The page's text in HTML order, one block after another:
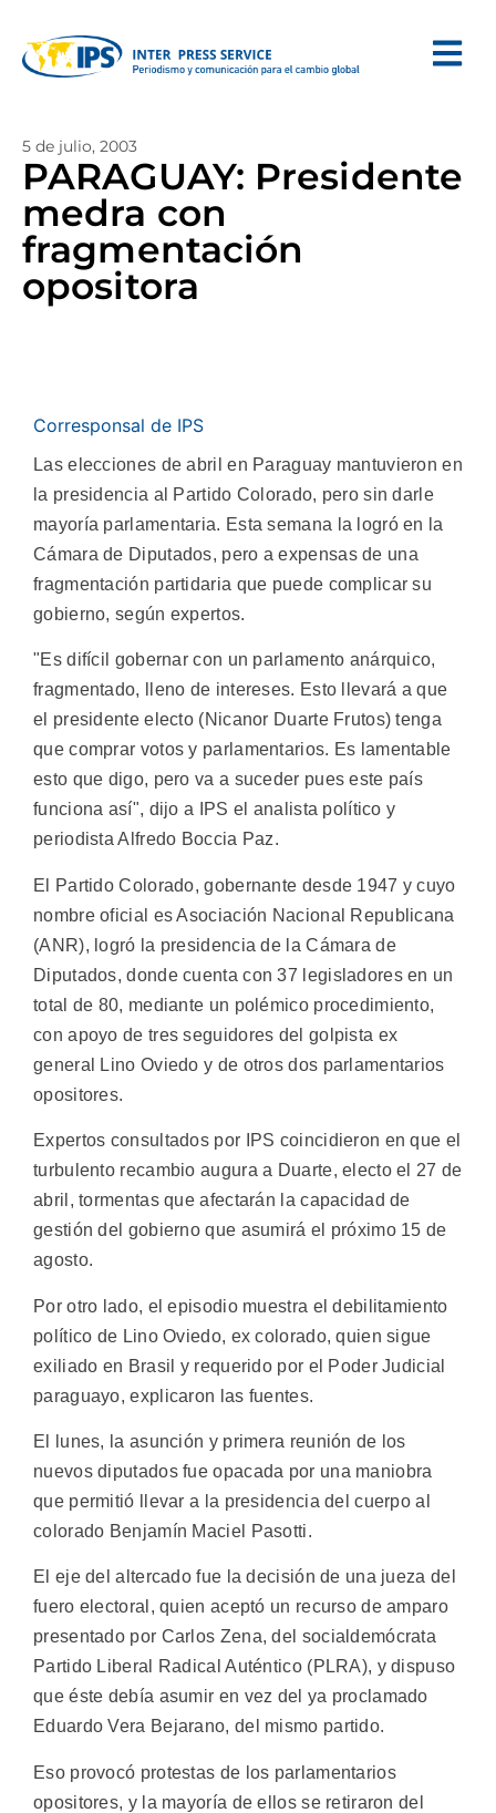
5 de julio, 2003
PARAGUAY: Presidente
medra con
fragmentación
opositora
Corresponsal de IPS
Las elecciones de abril en Paraguay mantuvieron en
la presidencia al Partido Colorado, pero sin darle
mayoría parlamentaria. Esta semana la logró en la
Cámara de Diputados, pero a expensas de una
fragmentación partidaria que puede complicar su
gobierno, según expertos.
"Es difícil gobernar con un parlamento anárquico,
fragmentado, lleno de intereses. Esto llevará a que
el presidente electo (Nicanor Duarte Frutos) tenga
que comprar votos y parlamentarios. Es lamentable
esto que digo, pero va a suceder pues este país
funciona así", dijo a IPS el analista político y
periodista Alfredo Boccia Paz.
El Partido Colorado, gobernante desde 1947 y cuyo
nombre oficial es Asociación Nacional Republicana
(ANR), logró la presidencia de la Cámara de
Diputados, donde cuenta con 37 legisladores en un
total de 80, mediante un polémico procedimiento,
con apoyo de tres seguidores del golpista ex
general Lino Oviedo y de otros dos parlamentarios
opositores.
Expertos consultados por IPS coincidieron en que el
turbulento recambio augura a Duarte, electo el 27 de
abril, tormentas que afectarán la capacidad de
gestión del gobierno que asumirá el próximo 15 de
agosto.
Por otro lado, el episodio muestra el debilitamiento
político de Lino Oviedo, ex colorado, quien sigue
exiliado en Brasil y requerido por el Poder Judicial
paraguayo, explicaron las fuentes.
El lunes, la asunción y primera reunión de los
nuevos diputados fue opacada por una maniobra
que permitió llevar a la presidencia del cuerpo al
colorado Benjamín Maciel Pasotti.
El eje del altercado fue la decisión de una jueza del
fuero electoral, quien aceptó un recurso de amparo
presentado por Carlos Zena, del socialdemócrata
Partido Liberal Radical Auténtico (PLRA), y dispuso
que éste debía asumir en vez del ya proclamado
Eduardo Vera Bejarano, del mismo partido.
Eso provocó protestas de los parlamentarios
opositores, y la mayoría de ellos se retiraron del